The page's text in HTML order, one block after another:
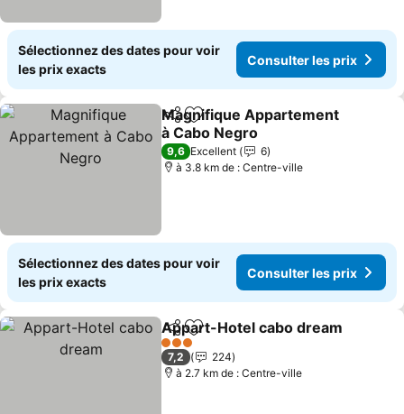
Sélectionnez des dates pour voir
les prix exacts
Consulter les prix
PartagerAjouter à mes favoris
Magnifique Appartement
à Cabo Negro
9,6 Excellent
6
à 3.8 km de : Centre-ville
Sélectionnez des dates pour voir
les prix exacts
Consulter les prix
PartagerAjouter à mes favoris
Appart-Hotel cabo dream
3 Étoiles
7,2
224
à 2.7 km de : Centre-ville